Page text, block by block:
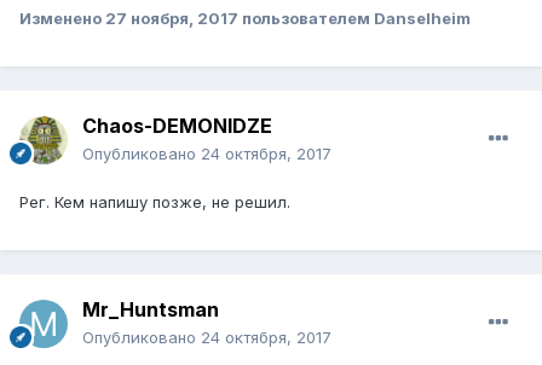
Изменено 27 ноября, 2017 пользователем Danselheim
Chaos-DEMONIDZE
Опубликовано 24 октября, 2017
Рег. Кем напишу позже, не решил.
Mr_Huntsman
Опубликовано 24 октября, 2017